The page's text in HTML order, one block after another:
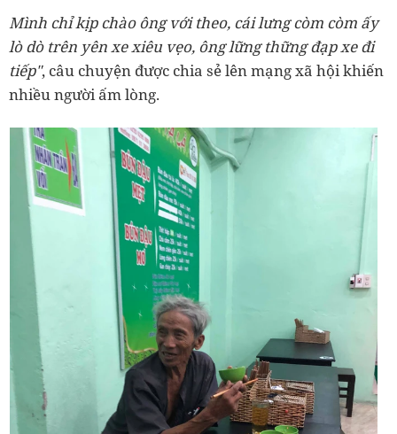
Mình chỉ kịp chào ông với theo, cái lưng còm còm ấy
lò dò trên yên xe xiêu vẹo, ông lững thững đạp xe đi
tiếp", câu chuyện được chia sẻ lên mạng xã hội khiến
nhiều người ấm lòng.